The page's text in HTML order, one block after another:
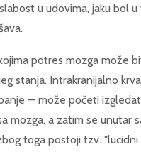
u udovima, jaku bol u
potres mozga može
stanja. Intrakranijalno
— može početi
mozga, a zatim se unutar
toga postoji tzv.